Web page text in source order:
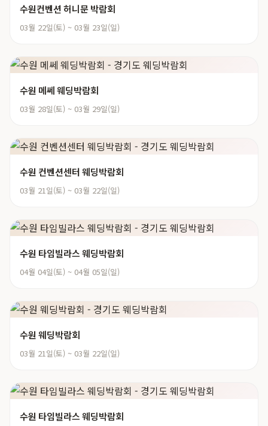
수원컨벤션 허니문 박람회
03월 22일(토) ~ 03월 23일(일)
수원 메쎄 웨딩박람회
03월 28일(토) ~ 03월 29일(일)
수원 컨벤션센터 웨딩박람회
03월 21일(토) ~ 03월 22일(일)
수원 타임빌라스 웨딩박람회
04월 04일(토) ~ 04월 05일(일)
수원 웨딩박람회
03월 21일(토) ~ 03월 22일(일)
수원 타임빌라스 웨딩박람회